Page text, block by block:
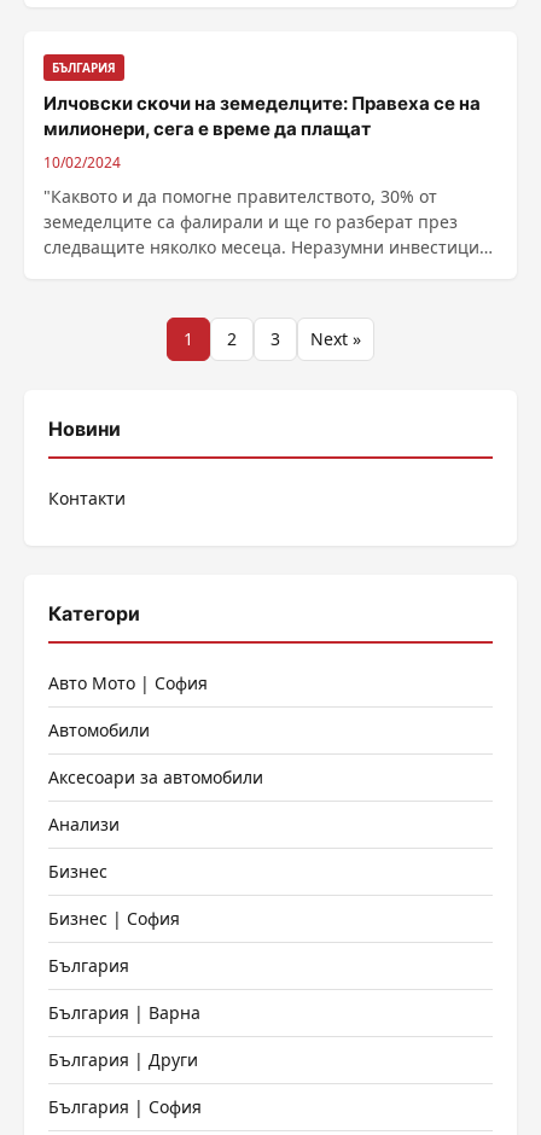
БЪЛГАРИЯ
Илчовски скочи на земеделците: Правеха се на
милионери, сега е време да плащат
10/02/2024
"Каквото и да помогне правителството, 30% от
земеделците са фалирали и ще го разберат през
следващите няколко месеца. Неразумни инвестиции,
публикациите
1 2 3 Next »
Новини
Контакти
Категори
Авто Мото | София
Автомобили
Аксесоари за автомобили
Анализи
Бизнес
Бизнес | София
България
България | Варна
България | Други
България | София